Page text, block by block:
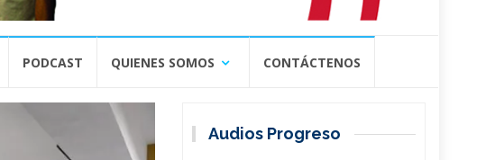
PODCAST QUIENES SOMOS CONTÁCTENOS
Audios Progreso